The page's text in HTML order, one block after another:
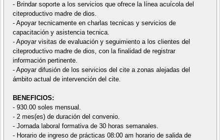
- Brindar soporte a los servicios que ofrece la línea acuícola del
citeproductivo madre de dios.
- Apoyar tecnicamente en charlas tecnicas y servicios de
capacitación y asistencia tecnica.
- Apoyar visitas de evaluación y seguimiento a los clientes del
citeproductivo madre de dios, con la finalidad de registrar
información pertinente.
- Apoyar difusión de los servicios del cite a zonas alejadas del
ámbito actual de intervención del cite.
BENEFICIOS:
- 930.00 soles mensual.
- 2 mes(es) de duración del convenio.
- Jornada laboral formativa de 30 horas semanales.
- Horario de ingreso de prácticas 08:00 am horario de salida de